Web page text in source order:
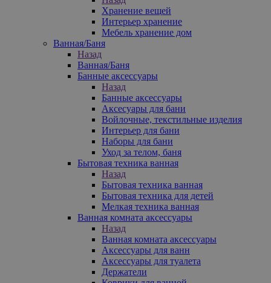
Хранение вещей
Интерьер хранение
Мебель хранение дом
Ванная/Баня
Назад
Ванная/Баня
Банные аксессуары
Назад
Банные аксессуары
Аксесуары для бани
Войлочные, текстильные изделия
Интерьер для бани
Наборы для бани
Уход за телом, баня
Бытовая техника ванная
Назад
Бытовая техника ванная
Бытовая техника для детей
Мелкая техника ванная
Ванная комната аксессуары
Назад
Ванная комната аксессуары
Аксессуары для ванн
Аксессуары для туалета
Держатели